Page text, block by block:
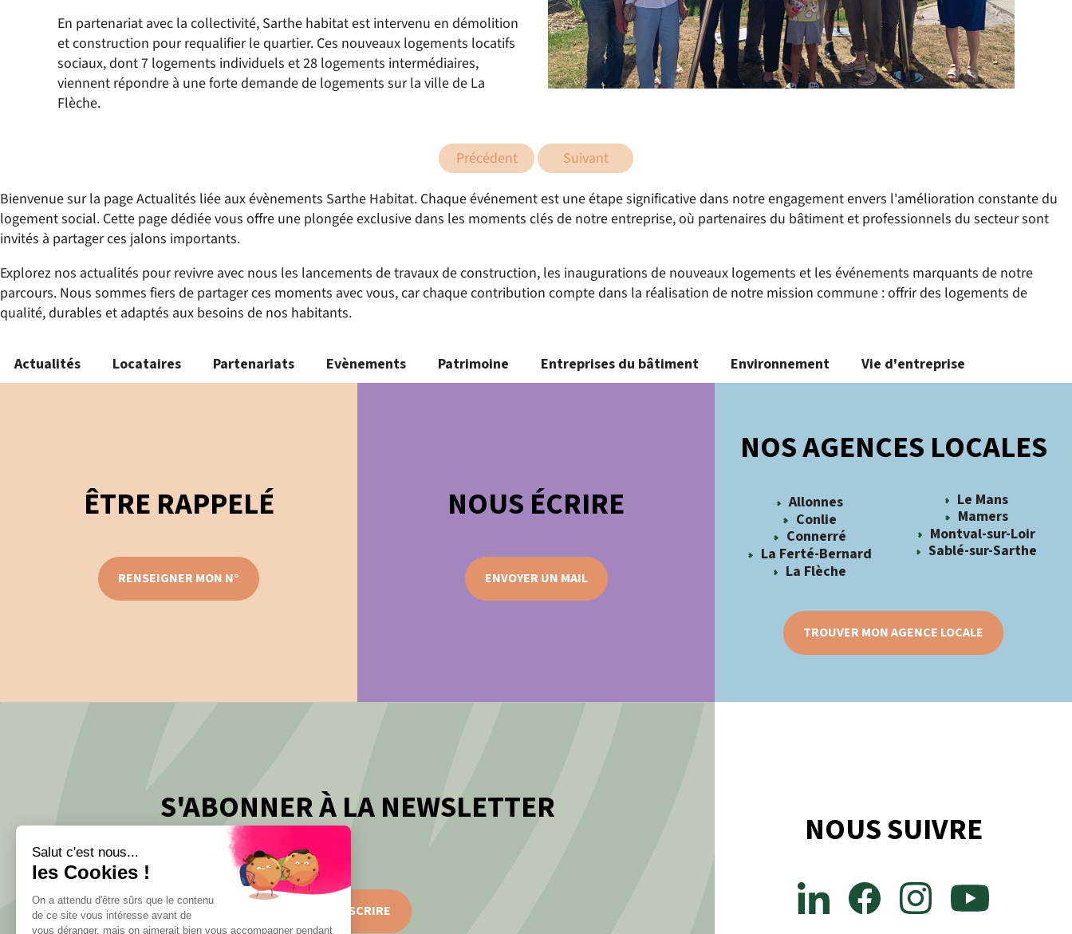
En partenariat avec la collectivité, Sarthe habitat est intervenu en démolition
et construction pour requalifier le quartier. Ces nouveaux logements locatifs
sociaux, dont 7 logements individuels et 28 logements intermédiaires,
viennent répondre à une forte demande de logements sur la ville de La
Flèche.
Précédent Suivant
Bienvenue sur la page Actualités liée aux évènements Sarthe Habitat. Chaque événement est une étape significative dans notre engagement envers l'amélioration constante du
logement social. Cette page dédiée vous offre une plongée exclusive dans les moments clés de notre entreprise, où partenaires du bâtiment et professionnels du secteur sont
invités à partager ces jalons importants.
Explorez nos actualités pour revivre avec nous les lancements de travaux de construction, les inaugurations de nouveaux logements et les événements marquants de notre
parcours. Nous sommes fiers de partager ces moments avec vous, car chaque contribution compte dans la réalisation de notre mission commune : offrir des logements de
qualité, durables et adaptés aux besoins de nos habitants.
Actualités Locataires Partenariats Evènements Patrimoine Entreprises du bâtiment Environnement Vie d'entreprise
NOS AGENCES LOCALES
Allonnes
Conlie
Connerré
La Ferté-Bernard
La Flèche
Le Mans
Mamers
Montval-sur-Loir
Sablé-sur-Sarthe
TROUVER MON AGENCE LOCALE
ÊTRE RAPPELÉ
RENSEIGNER MON N°
NOUS ÉCRIRE
ENVOYER UN MAIL
S'ABONNER À LA NEWSLETTER
S'INSCRIRE
NOUS SUIVRE
Salut c'est nous...
les Cookies !
On a attendu d'être sûrs que le contenu
de ce site vous intéresse avant de
vous déranger, mais on aimerait bien vous accompagner pendant